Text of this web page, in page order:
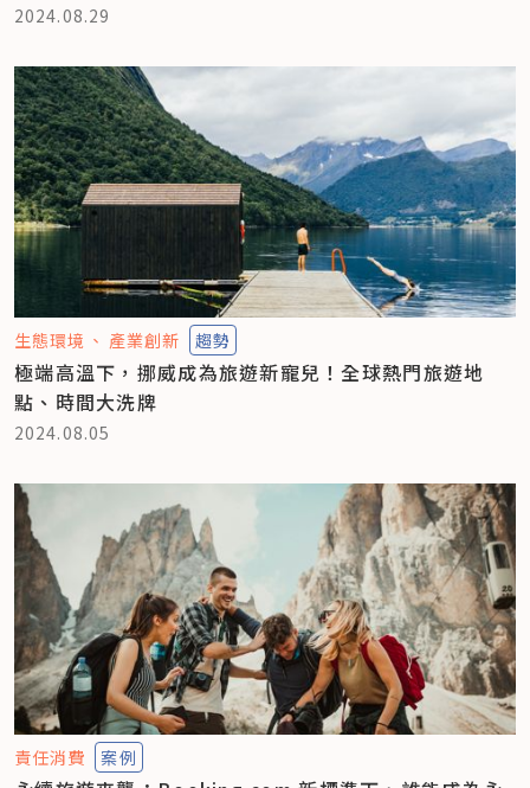
2024.08.29
生態環境 產業創新 趨勢
極端高溫下，挪威成為旅遊新寵兒！全球熱門旅遊地
點、時間大洗牌
2024.08.05
責任消費 案例